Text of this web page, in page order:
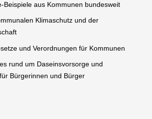
Beispiele aus Kommunen bundesweit
Klimaschutz und der
und Verordnungen für Kommunen
rund um Daseinsvorsorge und
Bürgerinnen und Bürger